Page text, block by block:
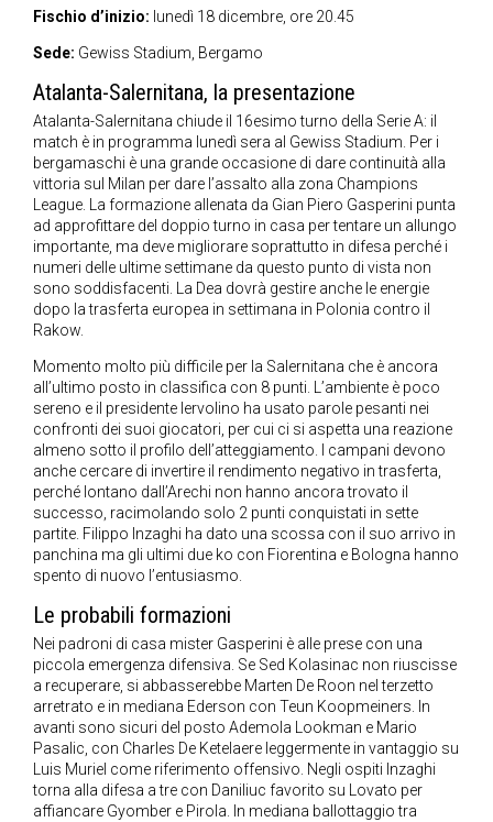
Fischio d’inizio: lunedì 18 dicembre, ore 20.45
Sede: Gewiss Stadium, Bergamo
Atalanta-Salernitana, la presentazione
Atalanta-Salernitana chiude il 16esimo turno della Serie A: il
match è in programma lunedì sera al Gewiss Stadium. Per i
bergamaschi è una grande occasione di dare continuità alla
vittoria sul Milan per dare l’assalto alla zona Champions
League. La formazione allenata da Gian Piero Gasperini punta
ad approfittare del doppio turno in casa per tentare un allungo
importante, ma deve migliorare soprattutto in difesa perché i
numeri delle ultime settimane da questo punto di vista non
sono soddisfacenti. La Dea dovrà gestire anche le energie
dopo la trasferta europea in settimana in Polonia contro il
Rakow.
Momento molto più difficile per la Salernitana che è ancora
all’ultimo posto in classifica con 8 punti. L’ambiente è poco
sereno e il presidente Iervolino ha usato parole pesanti nei
confronti dei suoi giocatori, per cui ci si aspetta una reazione
almeno sotto il profilo dell’atteggiamento. I campani devono
anche cercare di invertire il rendimento negativo in trasferta,
perché lontano dall’Arechi non hanno ancora trovato il
successo, racimolando solo 2 punti conquistati in sette
partite. Filippo Inzaghi ha dato una scossa con il suo arrivo in
panchina ma gli ultimi due ko con Fiorentina e Bologna hanno
spento di nuovo l’entusiasmo.
Le probabili formazioni
Nei padroni di casa mister Gasperini è alle prese con una
piccola emergenza difensiva. Se Sed Kolasinac non riuscisse
a recuperare, si abbasserebbe Marten De Roon nel terzetto
arretrato e in mediana Ederson con Teun Koopmeiners. In
avanti sono sicuri del posto Ademola Lookman e Mario
Pasalic, con Charles De Ketelaere leggermente in vantaggio su
Luis Muriel come riferimento offensivo. Negli ospiti Inzaghi
torna alla difesa a tre con Daniliuc favorito su Lovato per
affiancare Gyomber e Pirola. In mediana ballottaggio tra